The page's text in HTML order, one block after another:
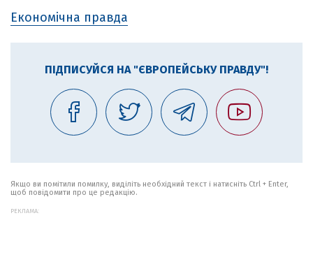
Економічна правда
ПІДПИСУЙСЯ НА "ЄВРОПЕЙСЬКУ ПРАВДУ"!
Якщо ви помітили помилку, виділіть необхідний текст і натисніть Ctrl + Enter,
щоб повідомити про це редакцію.
РЕКЛАМА: